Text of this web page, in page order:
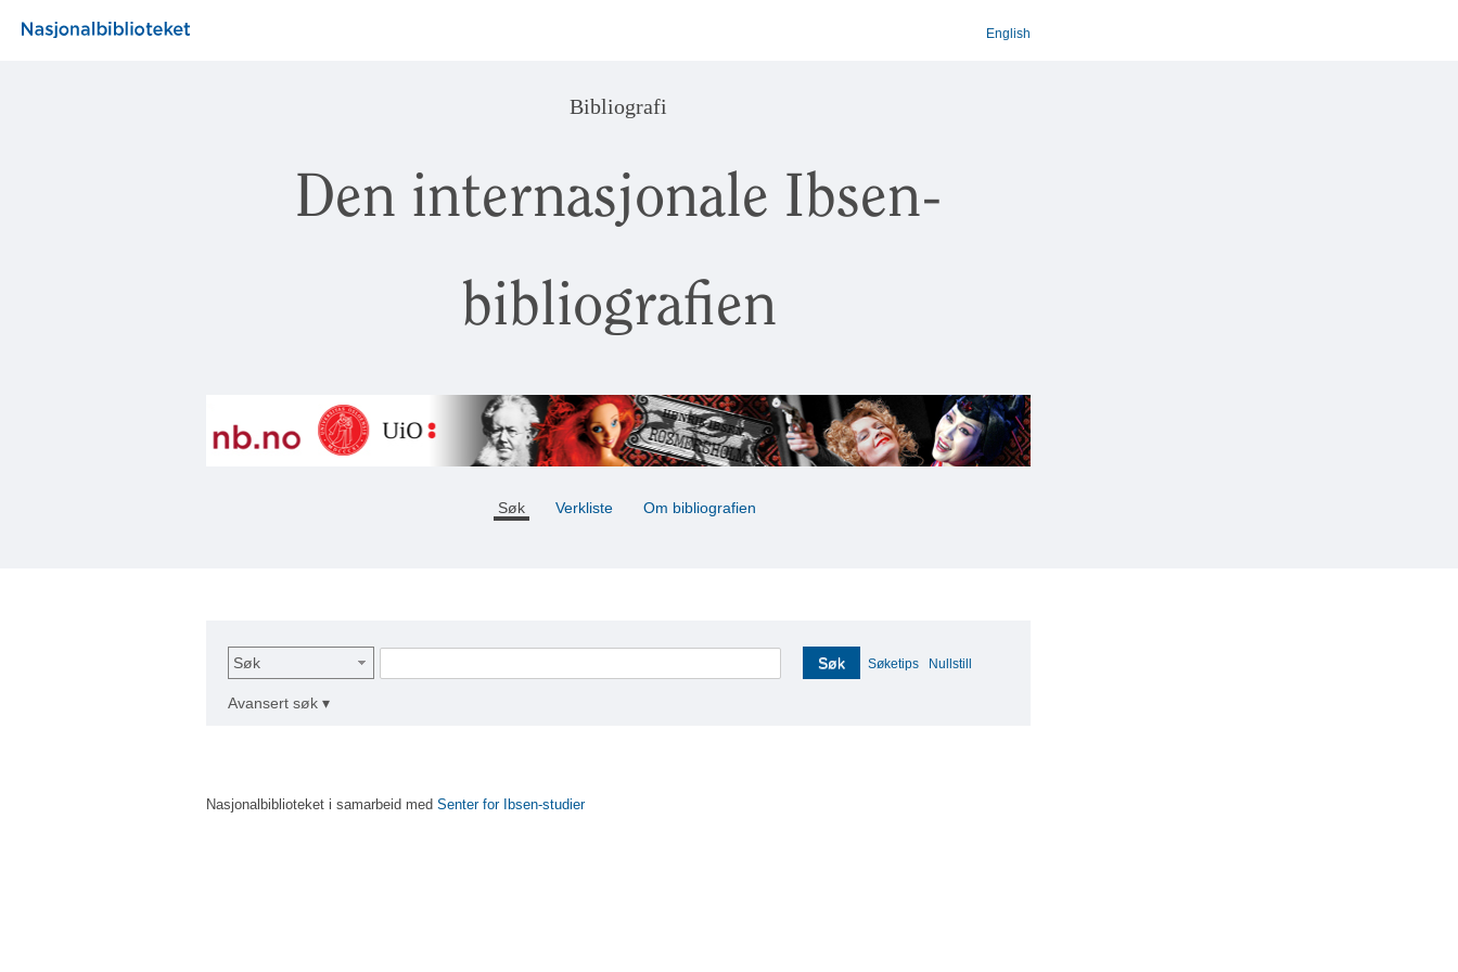
English
Bibliografi
Den internasjonale Ibsen-
bibliografien
Søk Verkliste Om bibliografien
Søk Søk Søketips Nullstill
Avansert søk ▾
Nasjonalbiblioteket i samarbeid med Senter for Ibsen-studier